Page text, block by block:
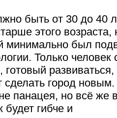
быть от 30 до 40
этого
минимально был
Только
готовый
город новым.
панацея, но всё же
гибче и